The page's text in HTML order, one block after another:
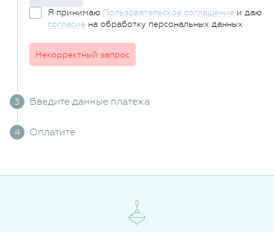
Я принимаю Пользовательское соглашение и даю
согласие на обработку персональных данных
Некорректный запрос
Введите данные платежа
Оплатите